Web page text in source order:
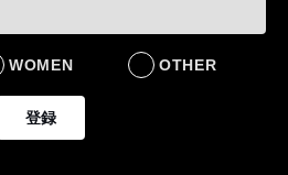
WOMEN OTHER
登録